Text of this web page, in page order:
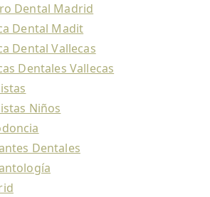
Dental Madrid
Dental Madit
Dental Vallecas
Dentales Vallecas
Niños
Dentales